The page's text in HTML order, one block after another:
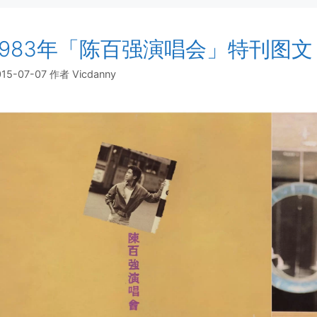
年「陈百强演唱会」特刊图文
07-07 作者 Vicdanny